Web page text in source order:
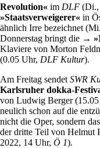
Revolution« im DLF (Di.,
»Staatsverweigerer« in
ähnlich Irre bezeichnet
Donnerstag bringt die →
Klaviere von Morton
(0.05 Uhr, DLF Kultur).
Am Freitag sendet SWR
Karlsruher dokka-
von Ludwig Berger
neulich schon auf die
nicht die Oper, sondern
der dritte Teil von Helmut
2022, 14 Uhr, Ö 1).